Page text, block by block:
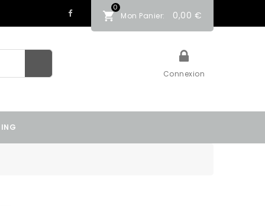
0
Mon Panier: 0,00 €
Connexion